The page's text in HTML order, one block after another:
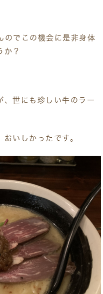
のでこの機会に是非身体
か？
、世にも珍しい牛のラー
いしかったです。